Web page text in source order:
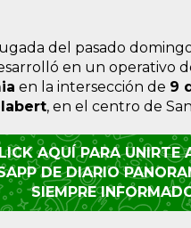
del pasado
en un operativo
en la intersección de 9
, en el centro de
AQUÍ PARA UNIRTE
DE DIARIO
SIEMPRE